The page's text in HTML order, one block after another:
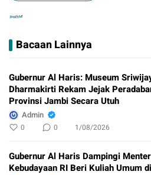
Bacaan Lainnya
Gubernur Al Haris: Museum
Dharmakirti Rekam Jejak
Provinsi Jambi Secara Utuh
Admin
0 0 1/08/2026
Gubernur Al Haris Dampingi
Kebudayaan RI Beri Kuliah Umum